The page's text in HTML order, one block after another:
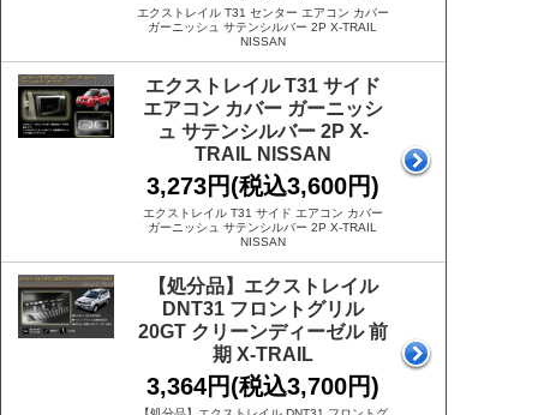
エクストレイル T31 センター エアコン カバー
ガーニッシュ サテンシルバー 2P X-TRAIL
NISSAN
エクストレイル T31 サイド
エアコン カバー ガーニッシ
ュ サテンシルバー 2P X-
TRAIL NISSAN
3,273円(税込3,600円)
エクストレイル T31 サイド エアコン カバー
ガーニッシュ サテンシルバー 2P X-TRAIL
NISSAN
【処分品】エクストレイル
DNT31 フロントグリル
20GT クリーンディーゼル 前
期 X-TRAIL
3,364円(税込3,700円)